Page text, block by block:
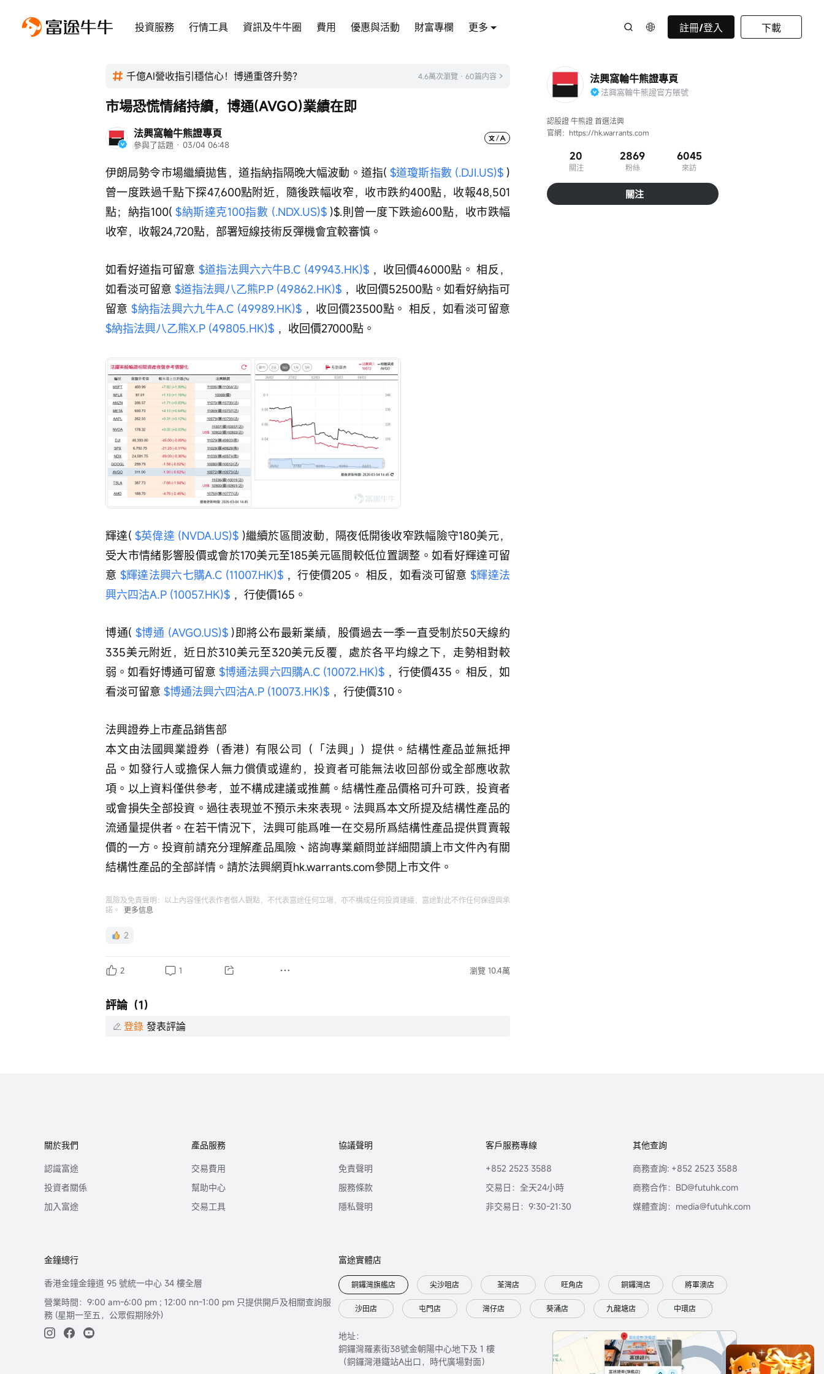
投資服務 行情工具 資訊及牛牛圈 費用 優惠與活動 財富專欄 更多 註冊/登入 下載
千億AI營收指引穩信心！博通重啓升勢？ 4.6萬次瀏覽 · 60篇内容
法興窩輪牛熊證專頁
參與了話題 · 03/04 06:48
市場恐慌情緒持續，博通(AVGO)業績在即
伊朗局勢令市場繼續拋售，道指納指隔晚大幅波動。道指( $道瓊斯指數 (.DJI.US)$ )
曾一度跌過千點下探47,600點附近，隨後跌幅收窄，收市跌約400點，收報48,501
點；納指100( $納斯達克100指數 (.NDX.US)$ )$.則曾一度下跌逾600點，收市跌幅
收窄，收報24,720點，部署短線技術反彈機會宜較審慎。
如看好道指可留意 $道指法興六六牛B.C (49943.HK)$ ，收回價46000點。 相反，
如看淡可留意 $道指法興八乙熊P.P (49862.HK)$ ，收回價52500點。如看好納指可
留意 $納指法興六九牛A.C (49989.HK)$ ，收回價23500點。 相反，如看淡可留意
$納指法興八乙熊X.P (49805.HK)$ ，收回價27000點。
輝達( $英偉達 (NVDA.US)$ )繼續於區間波動，隔夜低開後收窄跌幅險守180美元，
受大市情緒影響股價或會於170美元至185美元區間較低位置調整。如看好輝達可留
意 $輝達法興六七購A.C (11007.HK)$ ，行使價205。 相反，如看淡可留意 $輝達法
興六四沽A.P (10057.HK)$ ，行使價165。
博通( $博通 (AVGO.US)$ )即將公布最新業績，股價過去一季一直受制於50天線約
335美元附近，近日於310美元至320美元反覆，處於各平均線之下，走勢相對較
弱。如看好博通可留意 $博通法興六四購A.C (10072.HK)$ ，行使價435。 相反，如
看淡可留意 $博通法興六四沽A.P (10073.HK)$ ，行使價310。
法興證券上市產品銷售部
本文由法國興業證券（香港）有限公司（「法興」）提供。結構性產品並無抵押
品。如發行人或擔保人無力償債或違約，投資者可能無法收回部份或全部應收款
項。以上資料僅供參考，並不構成建議或推薦。結構性產品價格可升可跌，投資者
或會損失全部投資。過往表現並不預示未來表現。法興爲本文所提及結構性產品的
流通量提供者。在若干情況下，法興可能爲唯一在交易所爲結構性產品提供買賣報
價的一方。投資前請充分理解產品風險、諮詢專業顧問並詳細閱讀上市文件內有關
結構性產品的全部詳情。請於法興網頁hk.warrants.com參閱上市文件。
風險及免責聲明：以上內容僅代表作者個人觀點，不代表富途任何立場，亦不構成任何投資建議，富途對此不作任何保證與承
諾。
更多信息
2
2 1 瀏覽 10.4萬
評論（1）
登錄 發表評論
法興窩輪牛熊證專頁
法興窩輪牛熊證官方賬號
認股證 牛熊證 首選法興
官網：https://hk.warrants.com
20
關注
2869
粉絲
6045
來訪
關注
關於我們
認識富途
投資者關係
加入富途
產品服務
交易費用
幫助中心
交易工具
協議聲明
免責聲明
服務條款
隱私聲明
客戶服務專線
+852 2523 3588
交易日：全天24小時
非交易日：9:30-21:30
其他查詢
商務查詢: +852 2523 3588
商務合作：BD@futuhk.com
媒體查詢：media@futuhk.com
金鐘總行
香港金鐘金鐘道 95 號統一中心 34 樓全層
營業時間：9:00 am-6:00 pm ; 12:00 nn-1:00 pm 只提供開戶及相關查詢服
務 (星期一至五，公眾假期除外)
富途實體店
銅鑼灣旗艦店 尖沙咀店 荃灣店 旺角店 銅鑼灣店 將軍澳店
沙田店 屯門店 灣仔店 葵涌店 九龍塘店 中環店
地址：
銅鑼灣羅素街38號金朝陽中心地下及 1 樓
（銅鑼灣港鐵站A出口，時代廣場對面）